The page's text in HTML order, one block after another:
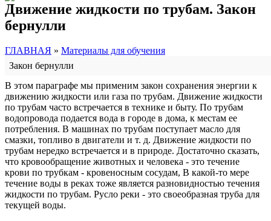
Движение жидкости по трубам. Закон
бернулли
ГЛАВНАЯ » Материалы для обучения
Закон бернулли
В этом параграфе мы применим закон сохранения энергии к
движению жидкости или газа по трубам. Движение жидкости
по трубам часто встречается в технике и быту. По трубам
водопровода подается вода в городе в дома, к местам ее
потребления. В машинах по трубам поступает масло для
смазки, топливо в двигатели и т. д. Движение жидкости по
трубам нередко встречается и в природе. Достаточно сказать,
что кровообращение животных и человека - это течение
крови по трубкам - кровеносным сосудам, В какой-то мере
течение воды в реках тоже является разновидностью течения
жидкости по трубам. Русло реки - это своеобразная труба для
текущей воды.